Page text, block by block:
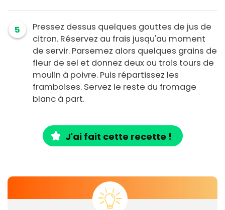
5
Pressez dessus quelques gouttes de jus de
citron. Réservez au frais jusqu'au moment
de servir. Parsemez alors quelques grains de
fleur de sel et donnez deux ou trois tours de
moulin à poivre. Puis répartissez les
framboises. Servez le reste du fromage
blanc à part.
J'ai fait cette recette !